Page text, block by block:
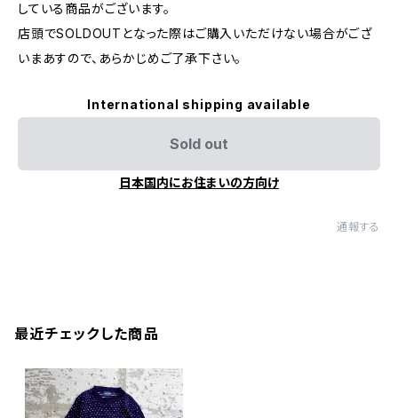
している商品がございます。
店頭でSOLDOUTとなった際はご購入いただけない場合がござ
いまあすので、あらかじめご了承下さい。
International shipping available
Sold out
日本国内にお住まいの方向け
通報する
最近チェックした商品